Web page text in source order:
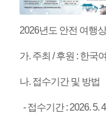
2026년도 안전 여행
가. 주최 / 후원 : 한국
나. 접수기간 및 방법
- 접수기간 : 2026. 5.